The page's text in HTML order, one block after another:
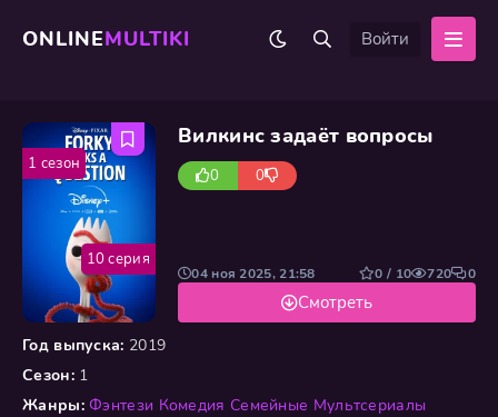
ONLINEMULTIKI Войти
Вилкинс задаёт вопросы
0 0
Год выпуска: 2019
Сезон:1
Жанры: Фэнтези Комедия Семейные Мультсериалы
Смотреть
04 ноя 2025, 21:58 0 / 10 720 0
10 серия
1 сезон